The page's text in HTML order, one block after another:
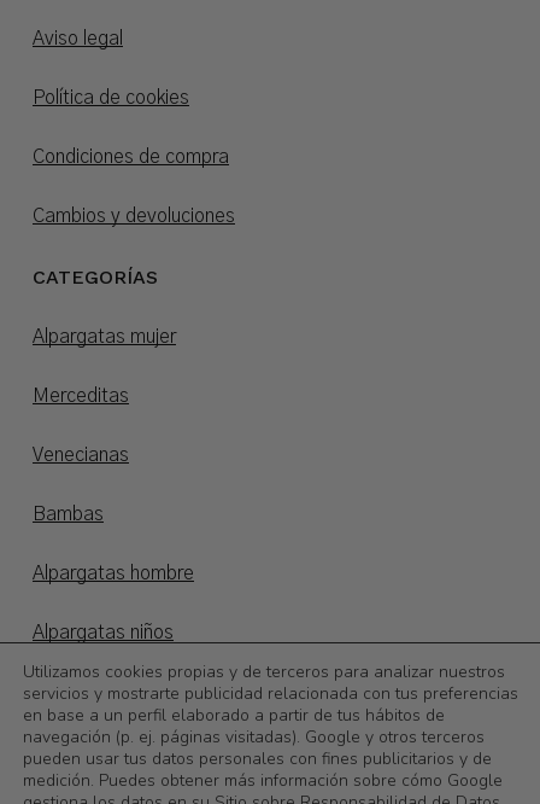
Aviso legal
Política de cookies
Condiciones de compra
Cambios y devoluciones
CATEGORÍAS
Alpargatas mujer
Merceditas
Venecianas
Bambas
Alpargatas hombre
Alpargatas niños
Otoño/invierno
©2026Calzadoslobo
Utilizamos cookies propias y de terceros para analizar nuestros
servicios y mostrarte publicidad relacionada con tus preferencias
en base a un perfil elaborado a partir de tus hábitos de
navegación (p. ej. páginas visitadas). Google y otros terceros
pueden usar tus datos personales con fines publicitarios y de
medición. Puedes obtener más información sobre cómo Google